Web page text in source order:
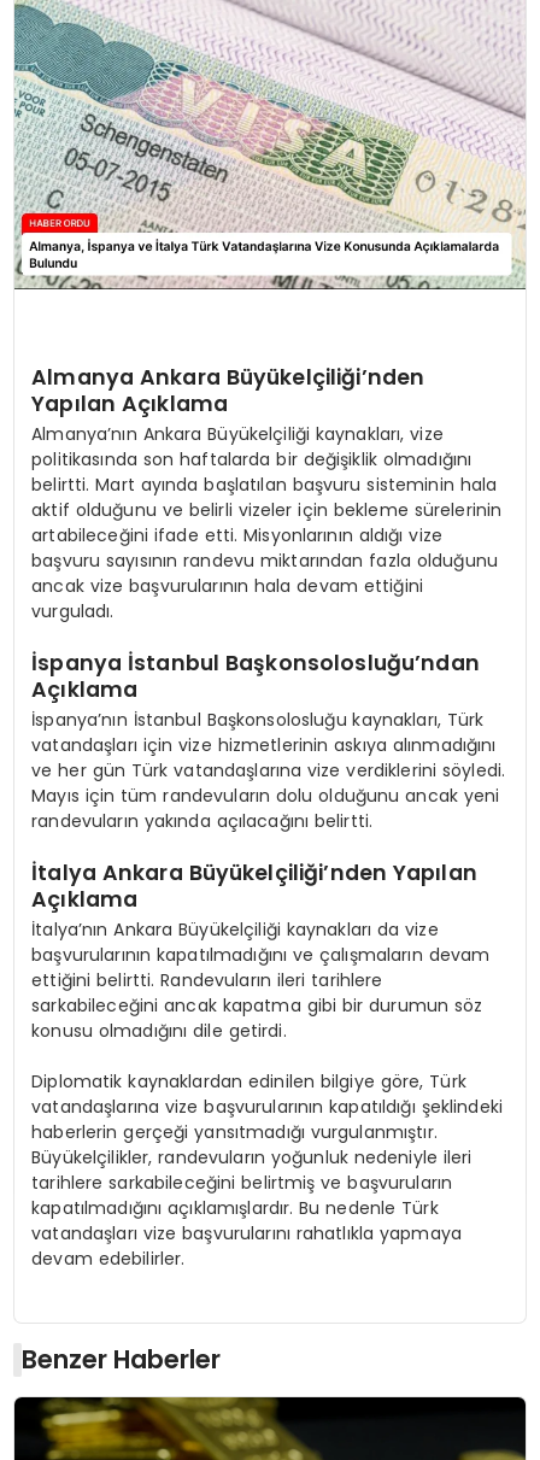
MAGAZIN
SPOR
YAŞAM
Almanya Ankara Büyükelçiliği’nden
Yapılan Açıklama
Almanya’nın Ankara Büyükelçiliği kaynakları, vize
politikasında son haftalarda bir değişiklik olmadığını
belirtti. Mart ayında başlatılan başvuru sisteminin hala
aktif olduğunu ve belirli vizeler için bekleme sürelerinin
artabileceğini ifade etti. Misyonlarının aldığı vize
başvuru sayısının randevu miktarından fazla olduğunu
ancak vize başvurularının hala devam ettiğini
vurguladı.
İspanya İstanbul Başkonsolosluğu’ndan
Açıklama
İspanya’nın İstanbul Başkonsolosluğu kaynakları, Türk
vatandaşları için vize hizmetlerinin askıya alınmadığını
ve her gün Türk vatandaşlarına vize verdiklerini söyledi.
Mayıs için tüm randevuların dolu olduğunu ancak yeni
randevuların yakında açılacağını belirtti.
İtalya Ankara Büyükelçiliği’nden Yapılan
Açıklama
İtalya’nın Ankara Büyükelçiliği kaynakları da vize
başvurularının kapatılmadığını ve çalışmaların devam
ettiğini belirtti. Randevuların ileri tarihlere
sarkabileceğini ancak kapatma gibi bir durumun söz
konusu olmadığını dile getirdi.
Diplomatik kaynaklardan edinilen bilgiye göre, Türk
vatandaşlarına vize başvurularının kapatıldığı şeklindeki
haberlerin gerçeği yansıtmadığı vurgulanmıştır.
Büyükelçilikler, randevuların yoğunluk nedeniyle ileri
tarihlere sarkabileceğini belirtmiş ve başvuruların
kapatılmadığını açıklamışlardır. Bu nedenle Türk
vatandaşları vize başvurularını rahatlıkla yapmaya
devam edebilirler.
Benzer Haberler